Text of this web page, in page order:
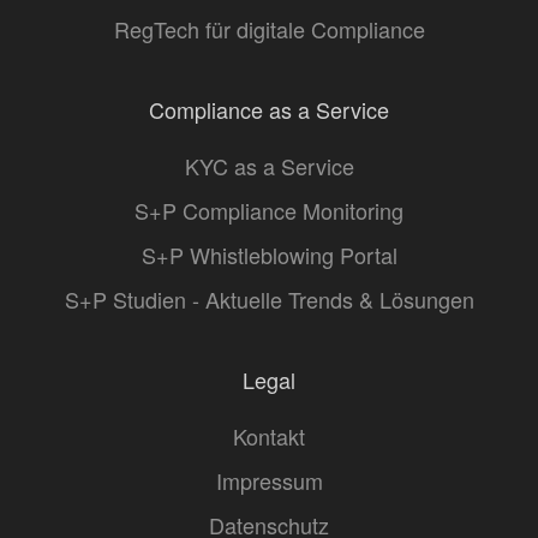
RegTech für digitale Compliance
Compliance as a Service
KYC as a Service
S+P Compliance Monitoring
S+P Whistleblowing Portal
S+P Studien - Aktuelle Trends & Lösungen
Legal
Kontakt
Impressum
Datenschutz